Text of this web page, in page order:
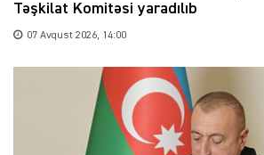
Təşkilat Komitəsi yaradılıb
07 Avqust 2026, 14:00